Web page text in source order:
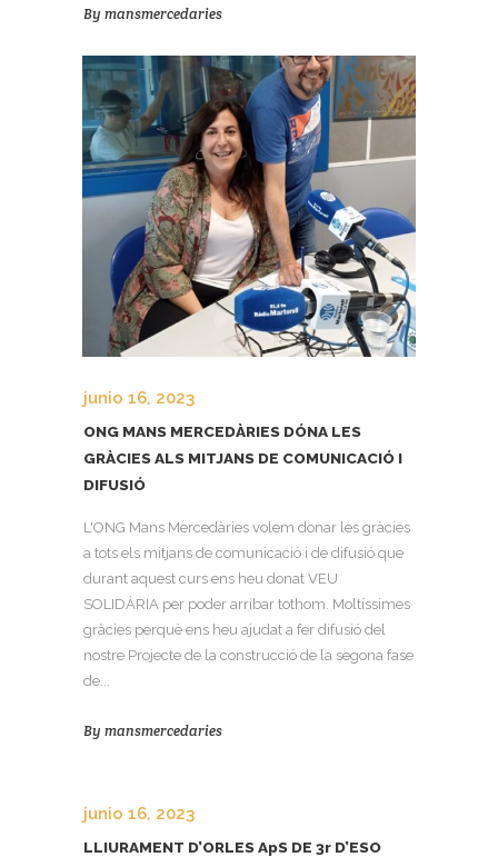
By mansmercedaries
junio 16, 2023
ONG MANS MERCEDÀRIES DÓNA LES
GRÀCIES ALS MITJANS DE COMUNICACIÓ I
DIFUSIÓ
L'ONG Mans Mercedàries volem donar les gràcies
a tots els mitjans de comunicació i de difusió que
durant aquest curs ens heu donat VEU
SOLIDÀRIA per poder arribar tothom. Moltíssimes
gràcies perquè ens heu ajudat a fer difusió del
nostre Projecte de la construcció de la segona fase
de...
By mansmercedaries
junio 16, 2023
LLIURAMENT D’ORLES ApS DE 3r D’ESO